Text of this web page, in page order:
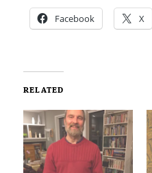
Facebook X
RELATED